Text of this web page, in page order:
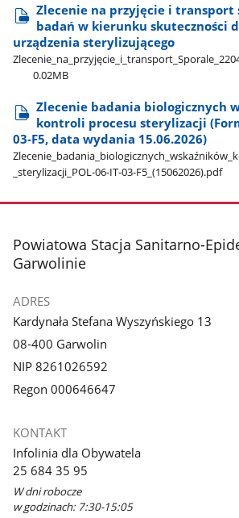
Zlecenie na przyjęcie i transport
badań w kierunku skuteczności
urządzenia sterylizującego
0.02MB
Zlecenie badania biologicznych
kontroli procesu sterylizacji
03-F5, data wydania 15.06.2026)
_sterylizacji​_POL-06-IT-03-F5​_(15062026).pdf
stopka
Powiatowa Stacja Sanitarno-
Garwolinie
ADRES
Kardynała Stefana Wyszyńskiego 13
08-400 Garwolin
NIP 8261026592
Regon 000646647
KONTAKT
Infolinia dla Obywatela
25 684 35 95
W dni robocze
w godzinach: 7:30-15:05